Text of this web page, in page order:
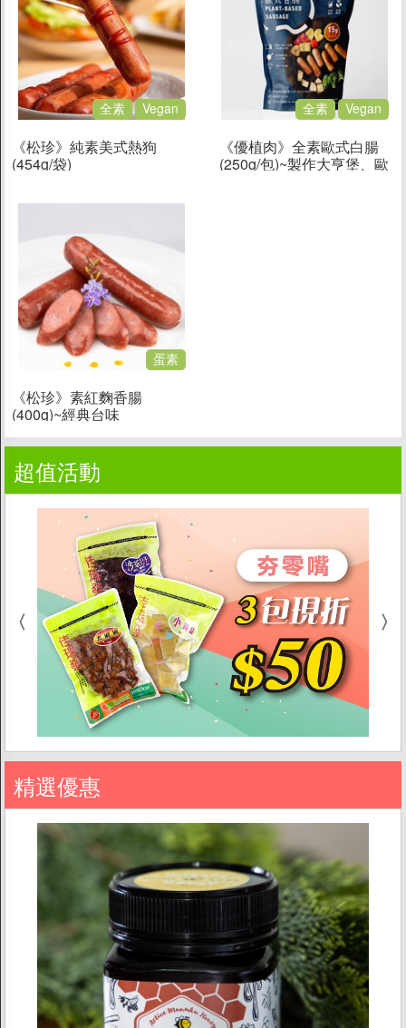
全素 Vegan
《松珍》純素美式熱狗
(454g/袋)
全素 Vegan
《優植肉》全素歐式白腸
(250g/包)~製作大亨堡、歐
蛋素
《松珍》素紅麴香腸
(400g)~經典台味
超值活動
精選優惠